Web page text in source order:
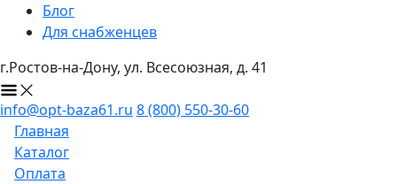
Блог
Для снабженцев
г.Ростов-на-Дону, ул. Всесоюзная, д. 41
info@opt-baza61.ru 8 (800) 550-30-60
Главная
Каталог
Оплата